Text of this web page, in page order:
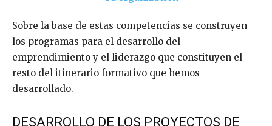
Sobre la base de estas competencias se construyen
los programas para el desarrollo del
emprendimiento y el liderazgo que constituyen el
resto del itinerario formativo que hemos
desarrollado.
DESARROLLO DE LOS PROYECTOS DE